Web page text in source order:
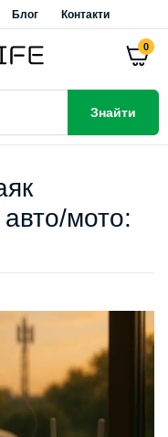
Блог Контакти
0
Знайти
мото: